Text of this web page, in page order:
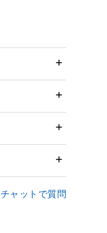
チャットで質問